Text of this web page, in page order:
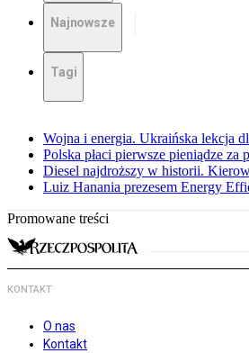
Najnowsze
Tagi
Wojna i energia. Ukraińska lekcja
Polska płaci pierwsze pieniądze
Diesel najdroższy w historii.
Luiz Hanania prezesem Energy
Promowane treści
KONTAKT
O nas
Kontakt